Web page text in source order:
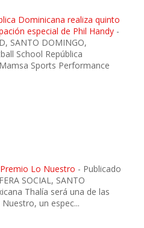
Dominicana realiza quinto
especial de Phil Handy -
SANTO DOMINGO,
School República
Sports Performance
Lo Nuestro - Publicado
SOCIAL, SANTO
Thalía será una de las
un espec...